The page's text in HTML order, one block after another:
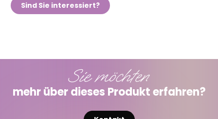
Sind Sie interessiert?
Sie möchten
mehr über dieses Produkt erfahren?